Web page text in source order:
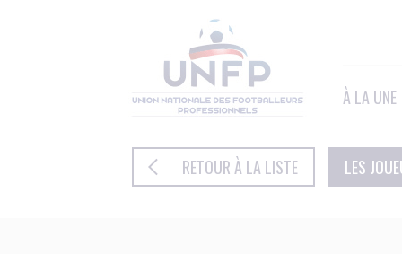
À LA UNE
RETOUR À LA LISTE LES